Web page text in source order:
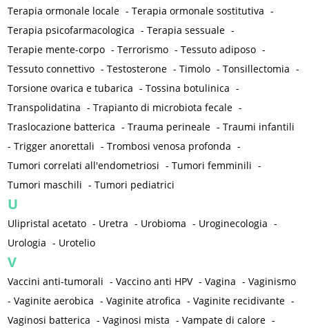
Terapia ormonale locale -Terapia ormonale sostitutiva -
Terapia psicofarmacologica -Terapia sessuale -
Terapie mente-corpo -Terrorismo -Tessuto adiposo -
Tessuto connettivo -Testosterone -Timolo -Tonsillectomia -
Torsione ovarica e tubarica -Tossina botulinica -
Transpolidatina -Trapianto di microbiota fecale -
Traslocazione batterica -Trauma perineale -Traumi infantili
-Trigger anorettali -Trombosi venosa profonda -
Tumori correlati all'endometriosi -Tumori femminili -
Tumori maschili -Tumori pediatrici
U
Ulipristal acetato - Uretra - Urobioma - Uroginecologia -
Urologia - Urotelio
V
Vaccini anti-tumorali -Vaccino anti HPV -Vagina -Vaginismo
-Vaginite aerobica -Vaginite atrofica -Vaginite recidivante -
Vaginosi batterica -Vaginosi mista -Vampate di calore -